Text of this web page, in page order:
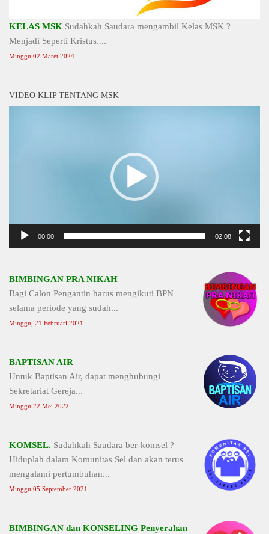
KELAS MSK Sudahkah Saudara mengambil Kelas MSK ?
Menjadi Seperti Kristus....
Minggu 02 Maret 2024
VIDEO KLIP TENTANG MSK
00:00 02:08
BIMBINGAN PRA NIKAH
Bagi Calon Pengantin harus mengikuti BPN
selama periode yang sudah...
Minggu, 21 Februari 2021
BAPTISAN AIR
Untuk Baptisan Air, dapat menghubungi
Sekretariat Gereja...
Minggu 22 Mei 2022
KOMSEL. Sudahkah Saudara ber-komsel ?
Hiduplah dalam Komunitas Sel dan akan terus
mengalami pertumbuhan...
Minggu 05 September 2021
BIMBINGAN dan KONSELING Penyerahan